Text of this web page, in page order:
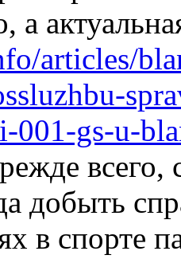
а
articles/
001-gs-u-
всего,
добыть
в спорте